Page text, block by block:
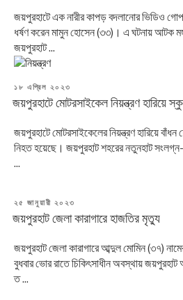
জয়পুরহাটে এক নারীর কাপড় বদলানোর ভিডিও
ধর্ষণ করেন মামুন হোসেন (৩৩)। এ ঘটনায় আটক
জয়পুরহাট ...
POSTED
১৮ এপ্রিল ২০২৩
জয়পুরহাটে মোটরসাইকেল নিয়ন্ত্রণ হারিয়ে
জয়পুরহাটে মোটরসাইকেলের নিয়ন্ত্রণ হারিয়ে
নিহত হয়েছে। জয়পুরহাট শহরের নতুনহাট
...
POSTED
২৫ জানুয়ারী ২০২৩
জয়পুরহাট জেলা কারাগারে হাজতির মৃত্যু
জয়পুরহাট জেলা কারাগারে আব্দুল মোমিন (৩৭)
বুধবার ভোর রাতে চিকিৎসাধীন অবস্থায় জয়পুরহাট
ত ...